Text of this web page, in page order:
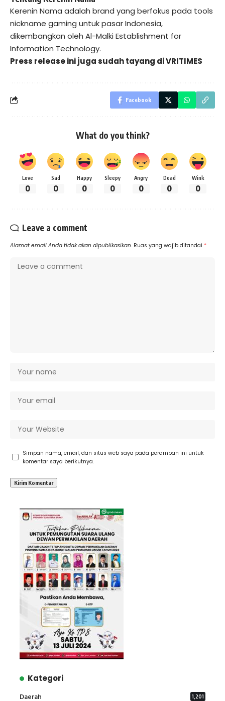
Kerenin Nama adalah brand yang berfokus pada tools
nickname gaming untuk pasar Indonesia,
dikembangkan oleh Al-Malki Establishment for
Information Technology.
Press release ini juga sudah tayang diVRITIMES
Facebook
What do you think?
Love
0
Sad
0
Happy
0
Sleepy
0
Angry
0
Dead
0
Wink
0
Leave a comment
Alamat email Anda tidak akan dipublikasikan. Ruas yang wajib ditandai *
Simpan nama, email, dan situs web saya pada peramban ini untuk
komentar saya berikutnya.
Kategori
Daerah 1,201